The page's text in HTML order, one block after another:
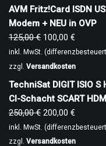
AVM Fritz!Card ISDN
Modem + NEU in OVP
125,00€ 100,00 €
inkl. MwSt.
zzgl. Versandkosten
TechniSat DIGIT ISIO S
CI-Schacht SCART
250,00€ 200,00 €
inkl. MwSt.
zzgl. Versandkosten